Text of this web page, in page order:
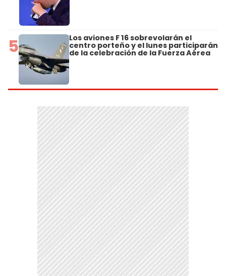
5 Los aviones F 16 sobrevolarán el
centro porteño y el lunes participarán
de la celebración de la Fuerza Aérea